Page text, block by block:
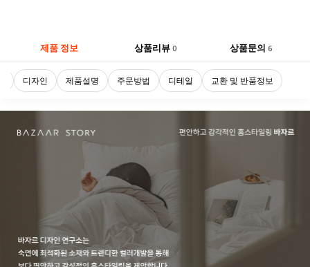
제품 정보 상품리뷰 0 상품문의6
디자인 제품설명 주문방법 디테일 교환 및 반품정보